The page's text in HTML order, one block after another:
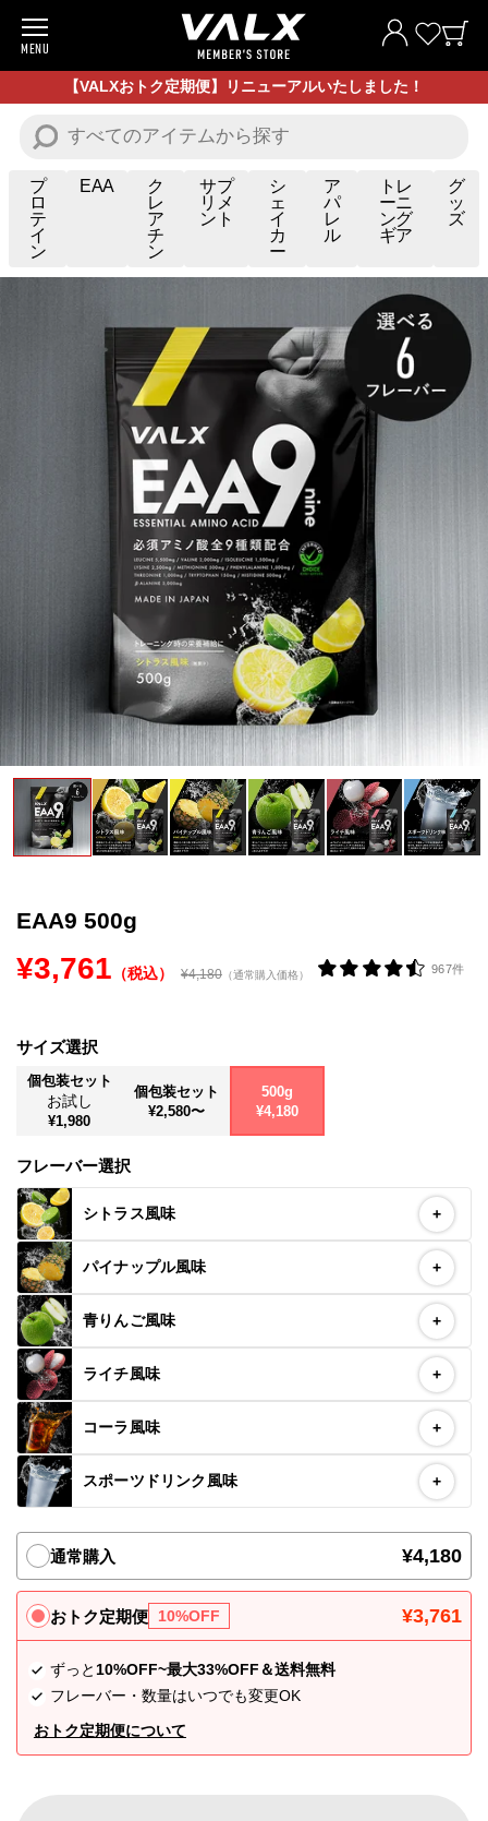
MENU
商品一覧
お試し商品
サプリメント
お買い得商品
全ての商品
VALXについて
VALXについて
おまとめ割
定期便
はじめての方へ
お客様リアルレビュー
お客様サポート
お知らせ一覧
成分・アレルギー情報
お問い合わせ
Special contents
コミュニティサイト
筋トレ大学PRO
POWER OF HUMAN
コラム
ドン・キホーテ x VALX
ドラッグストア x VALX
VALX GYM
各種ポリシー
利用規約
プライバシーポリシー
特定商取引法に基づく表記
ふるさと納税
【VALXおトク定期便】リニューアルいたしました！
プ
ロ
テ
イ
ン
EAA
ク
レ
ア
チ
ン
サプ
リメ
ント
シ
ェ
イ
カ
ー
ア
パ
レ
ル
トレ
ーニ
ング
ギア
グ
ッ
ズ
EAA9 500g
¥3,761 （税込） ¥4,180（通常購入価格） 967件
サイズ選択
個包装セット
お試し
¥1,980
個包装セット
¥2,580〜
500g
¥4,180
フレーバー選択
シトラス風味 +
パイナップル風味 +
青りんご風味 +
ライチ風味 +
コーラ風味 +
スポーツドリンク風味 +
通常購入 ¥4,180
おトク定期便 10%OFF ¥3,761
ずっと 10%OFF~最大33%OFF＆送料無料
フレーバー・数量はいつでも変更OK
おトク定期便について